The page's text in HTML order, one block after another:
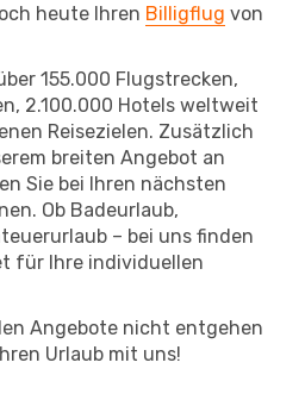
heute Ihren Billigflug von
155.000 Flugstrecken,
2.100.000 Hotels weltweit
Reisezielen. Zusätzlich
breiten Angebot an
Sie bei Ihren nächsten
Ob Badeurlaub,
– bei uns finden
für Ihre individuellen
Angebote nicht entgehen
Urlaub mit uns!